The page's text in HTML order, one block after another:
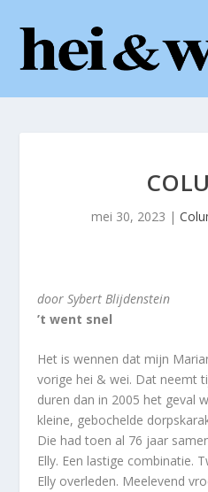
mei 30, 2023 |
door Sybert Blijdenstein
’t went snel
Het is wennen dat mijn
vorige hei & wei. Dat neemt
duren dan in 2005 het geval
kleine, gebochelde
Die had toen al 76 jaar
Elly. Een lastige combinatie.
Elly overleden. Meelevend